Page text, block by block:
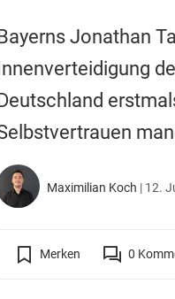
Jonathan
Maximilian Koch | 12.
Merken 0